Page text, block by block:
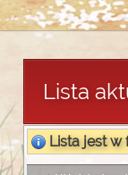
Lista
Lista jest w